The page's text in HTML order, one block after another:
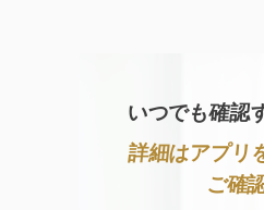
9 7
8
9
いつでも確認
詳細はアプリ
ご確